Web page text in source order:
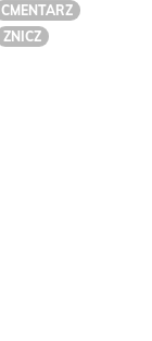
CMENTARZ
ZNICZ